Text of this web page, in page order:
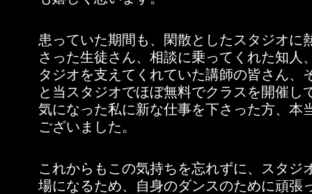
患っていた期間も、閑散としたスタジオに
さった生徒さん、相談に乗ってくれた知人
タジオを支えてくれていた講師の皆さん、
と当スタジオでほぼ無料でクラスを開催し
気になった私に新な仕事を下さった方、本
ございました。
これからもこの気持ちを忘れずに、スタジ
場になるため、自身のダンスのために頑張